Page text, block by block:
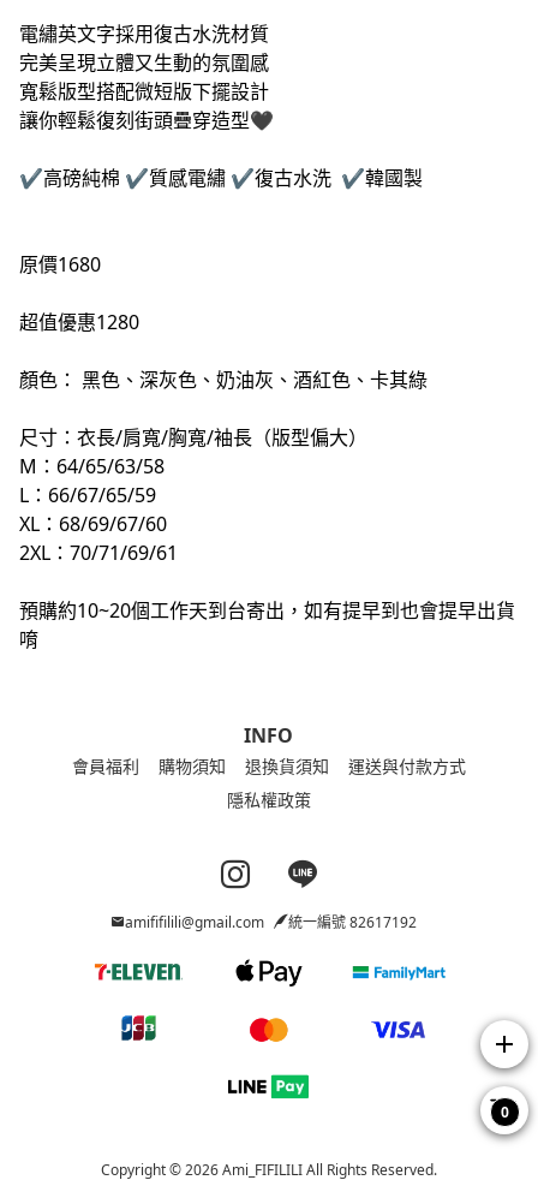
電繡英文字採用復古水洗材質
完美呈現立體又生動的氛圍感
寬鬆版型搭配微短版下擺設計
讓你輕鬆復刻街頭疊穿造型🖤
✔️高磅純棉 ✔️質感電繡 ✔️復古水洗 ✔️韓國製
原價1680
超值優惠1280
顏色： 黑色、深灰色、奶油灰、酒紅色、卡其綠
尺寸：衣長/肩寬/胸寬/袖長（版型偏大）
M：64/65/63/58
L：66/67/65/59
XL：68/69/67/60
2XL：70/71/69/61
預購約10~20個工作天到台寄出，如有提早到也會提早出貨
唷
INFO
會員福利 購物須知 退換貨須知
運送與付款方式
隱私權政策
Instagram page
Line page
amififilili@gmail.com 統一編號 82617192
Copyright © 2026 Ami_FIFILILI All Rights Reserved.
add
0